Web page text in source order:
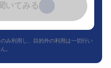
いてみる
み利用し、目的外の利用は一切行い
。